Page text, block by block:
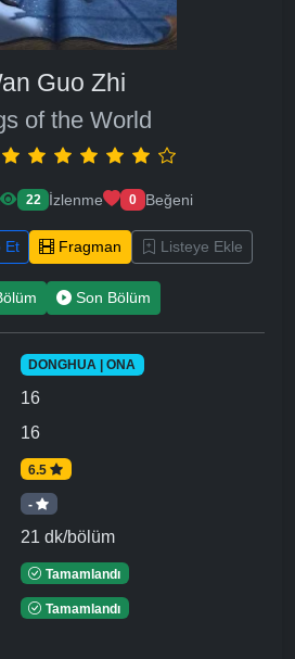
Guo Zhi
of the World
22 İzlenme 0 Beğeni
Et Fragman Listeye Ekle
Son Bölüm
DONGHUA | ONA
16
16
6.5
-
21 dk/bölüm
Tamamlandı
Tamamlandı